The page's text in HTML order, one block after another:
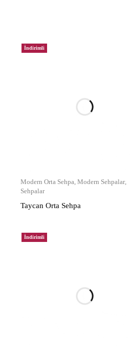
İndirimli
Modern Orta Sehpa, Modern Sehpalar,
Sehpalar
Taycan Orta Sehpa
İndirimli